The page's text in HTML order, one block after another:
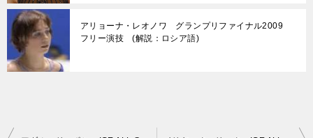
アリョーナ・レオノワ グランプリファイナル2009
フリー演技 (解説：ロシア語)